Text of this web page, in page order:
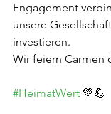
Engagement
unsere
investieren.
Wir feiern Carmen
#HeimatWert 💚💪